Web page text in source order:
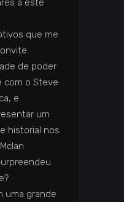
a este
que me
de poder
com o Steve
e
um
historial nos
uma grande